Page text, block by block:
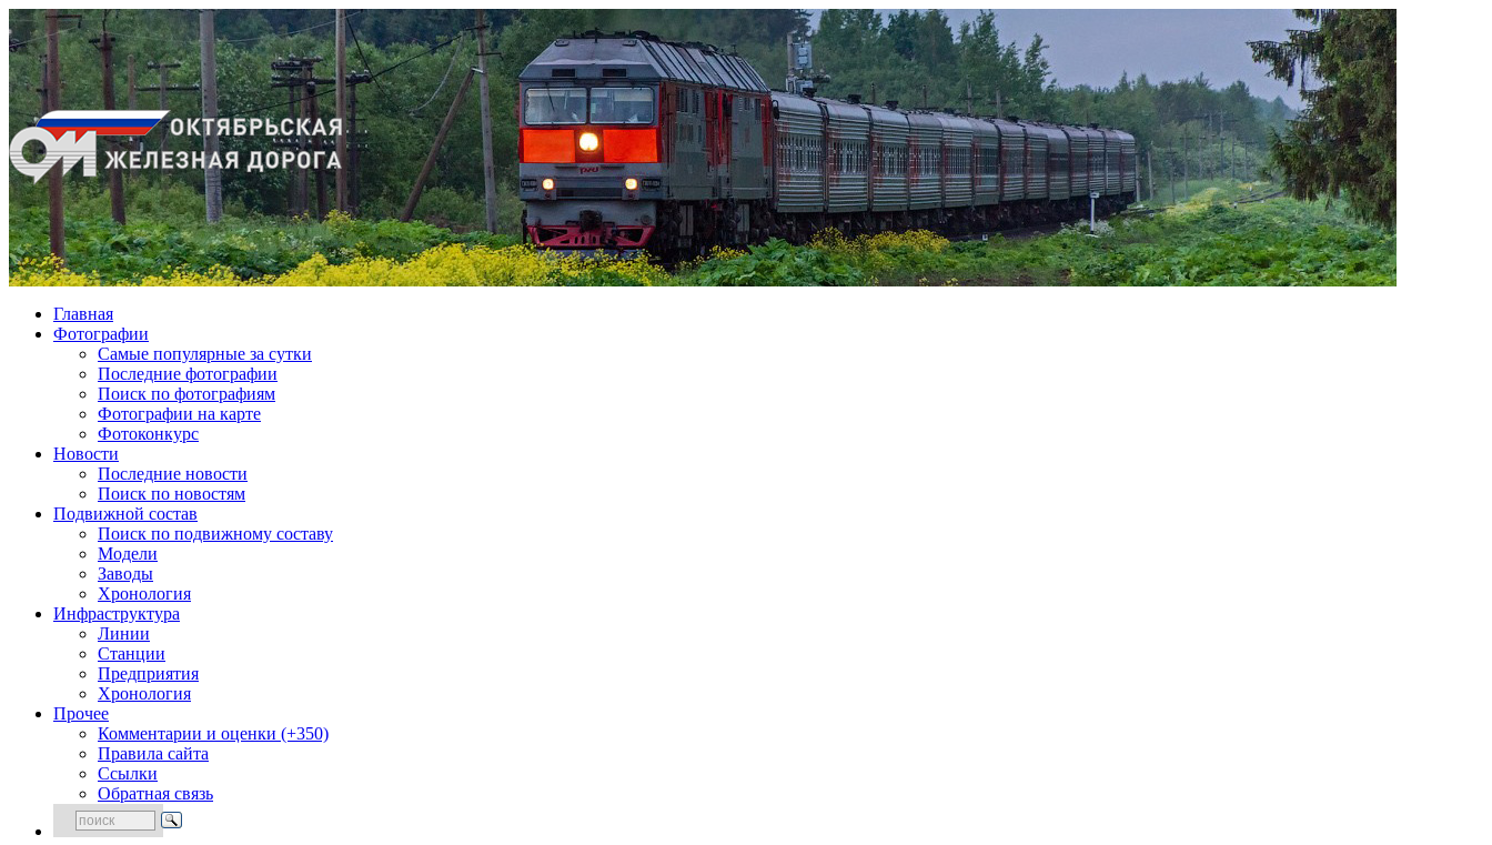
Главная
Фотографии
Cамые популярные за сутки
Последние фотографии
Поиск по фотографиям
Фотографии на карте
Фотоконкурс
Новости
Последние новости
Поиск по новостям
Подвижной состав
Поиск по подвижному составу
Модели
Заводы
Хронология
Инфраструктура
Линии
Станции
Предприятия
Хронология
Прочее
Комментарии и оценки (+350)
Правила сайта
Ссылки
Обратная связь